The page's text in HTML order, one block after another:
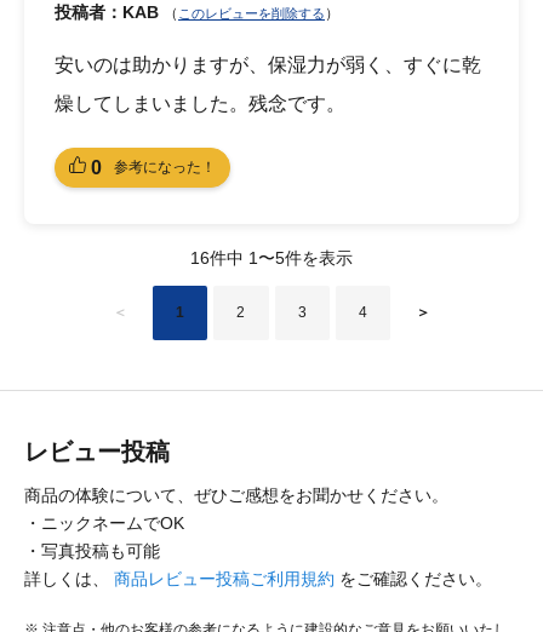
投稿者：KAB （ このレビューを削除する ）
安いのは助かりますが、保湿力が弱く、すぐに乾
燥してしまいました。残念です。
0 参考になった！
16件中 1〜5件を表示
＜ 1 2 3 4 ＞
レビュー投稿
商品の体験について、ぜひご感想をお聞かせください。
・ニックネームでOK
・写真投稿も可能
詳しくは、 商品レビュー投稿ご利用規約 をご確認ください。